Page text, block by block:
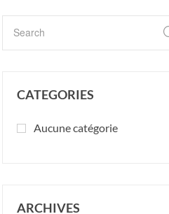
CATEGORIES
Aucune catégorie
ARCHIVES